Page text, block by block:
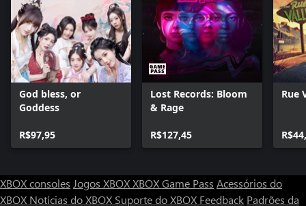
God bless, or
Goddess
R$97,95
Lost Records: Bloom
& Rage
R$127,45
Rue
XBOX consoles Jogos XBOXXBOX Game Pass Acessórios do
XBOX Notícias do XBOX Suporte do XBOX Feedback Padrões da